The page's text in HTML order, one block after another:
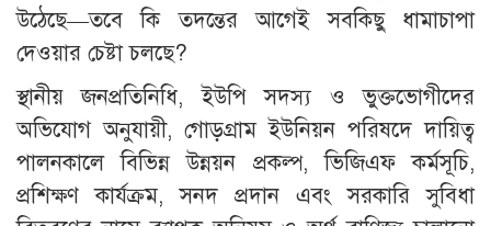
উঠেছে—তবে কি তদন্তের আগেই সবকিছু ধামাচাপা
দেওয়ার চেষ্টা চলছে?
স্থানীয় জনপ্রতিনিধি, ইউপি সদস্য ও ভুক্তভোগীদের
অভিযোগ অনুযায়ী, গোড়গ্রাম ইউনিয়ন পরিষদে দায়িত্ব
পালনকালে বিভিন্ন উন্নয়ন প্রকল্প, ভিজিএফ কর্মসূচি,
প্রশিক্ষণ কার্যক্রম, সনদ প্রদান এবং সরকারি সুবিধা